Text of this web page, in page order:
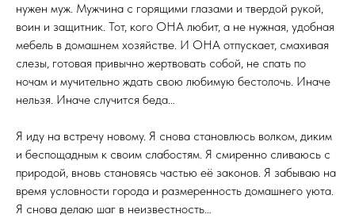
нужен муж. Мужчина с горящими глазами и твердой рукой,
воин и защитник. Тот, кого ОНА любит, а не нужная, удобная
мебель в домашнем хозяйстве. И ОНА отпускает, смахивая
слезы, готовая привычно жертвовать собой, не спать по
ночам и мучительно ждать свою любимую бестолочь. Иначе
нельзя. Иначе случится беда…
Я иду на встречу новому. Я снова становлюсь волком, диким
и беспощадным к своим слабостям. Я смиренно сливаюсь с
природой, вновь становясь частью её законов. Я забываю на
время условности города и размеренность домашнего уюта.
Я снова делаю шаг в неизвестность…